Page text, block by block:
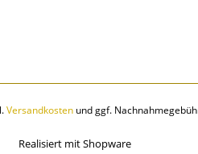
Versandkostenund ggf.
Realisiert mit Shopware